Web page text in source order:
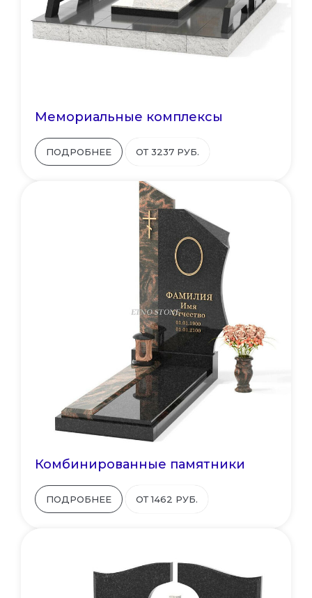
Мемориальные комплексы
ПОДРОБНЕЕ ОТ 3237 РУБ.
Комбинированные памятники
ПОДРОБНЕЕ ОТ 1462 РУБ.